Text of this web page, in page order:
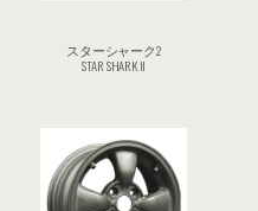
スターシャーク2
STAR SHARK II